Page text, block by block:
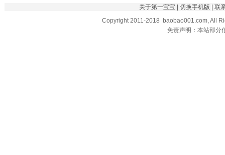
关于第一宝宝 | 切换手机版 | 联
Copyright 2011-2018 baobao001.com, All
免责声明：本站部分